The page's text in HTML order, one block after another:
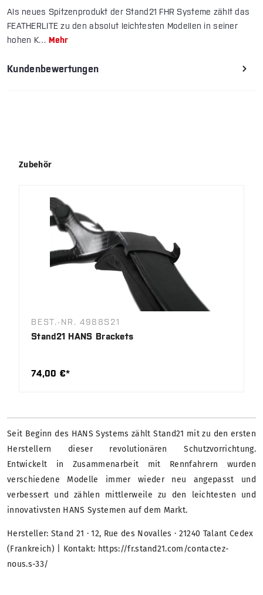
Als neues Spitzenprodukt der Stand21 FHR Systeme zählt das
FEATHERLITE zu den absolut leichtesten Modellen in seiner
hohen K… Mehr
Kundenbewertungen
Produktgalerie überspringen
Zubehör
BEST.-NR. 4988S21
Stand21 HANS Brackets
74,00 €*
Seit Beginn des HANS Systems zählt Stand21 mit zu den ersten
Herstellern dieser revolutionären Schutzvorrichtung.
Entwickelt in Zusammenarbeit mit Rennfahrern wurden
verschiedene Modelle immer wieder neu angepasst und
verbessert und zählen mittlerweile zu den leichtesten und
innovativsten HANS Systemen auf dem Markt.
Hersteller: Stand 21 · 12, Rue des Novalles · 21240 Talant Cedex
(Frankreich) | Kontakt: https://fr.stand21.com/contactez-
nous.s-33/